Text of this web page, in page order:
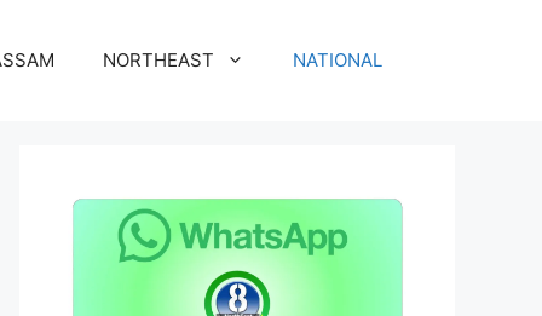
NORTHEAST NATIONAL